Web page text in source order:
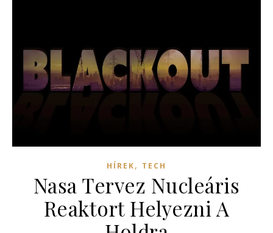
HÍREK, TECH
Nasa Tervez Nucleáris
Reaktort Helyezni A